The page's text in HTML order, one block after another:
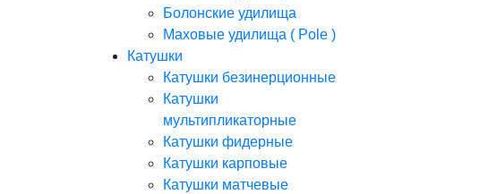
Болонские удилища
Маховые удилища ( Pole )
Катушки
Катушки безинерционные
Катушки
мультипликаторные
Катушки фидерные
Катушки карповые
Катушки матчевые